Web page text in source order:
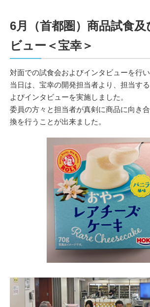
6月（首都圏）商品試食及
ビュー＜宝幸＞
対面での試食会およびインタビューを行い
当日は、宝幸の開発担当者より、担当す
よびインタビューを実施しました。
委員の方々と担当者が真剣に商品に向き
換を行うことが出来ました。